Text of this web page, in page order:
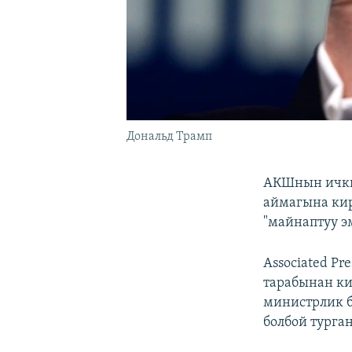
Дональд Трамп
АКШнын
аймагына
"майнаптуу
Associated
тарабынан
министрлик
болбой